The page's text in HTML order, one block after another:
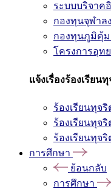
ระบบบริจาค
กองทุนจุฬา
กองทุนภูมิคุ้ม
โครงการอุท
แจ้งเรื่องร้องเรียน
ร้องเรียนทุจ
ร้องเรียนทุจ
ร้องเรียนทุจ
การศึกษา
ย้อนกลับ
การศึกษา